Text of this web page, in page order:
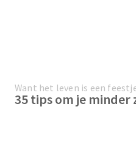
Want het leven is een
35 tips om je minder